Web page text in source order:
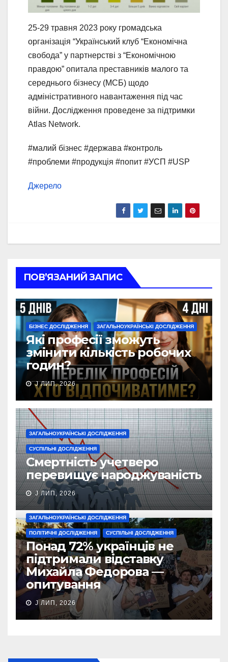
25-29 травня 2023 року громадська
організація “Український клуб “Економічна
свобода” у партнерстві з “Економічною
правдою” опитала преставників малого та
середнього бізнесу (МСБ) щодо
адміністративного навантаження під час
війни. Дослідження проведене за підтримки
Atlas Network.
#малий бізнес #держава #контроль
#проблеми #продукція #попит #УСП #USP
Джерело
ПОВ’ЯЗАНИЙ ЗАПИС
БІЗНЕС ДОСЛІДЖЕННЯ ЗАГАЛЬНОУКРАЇНСЬКІ ДОСЛІДЖЕННЯ
Які професії зможуть
змінити кількість робочих
годин?
J ЛИП, 2026
ЗАГАЛЬНОУКРАЇНСЬКІ ДОСЛІДЖЕННЯ
СУСПІЛЬНІ ДОСЛІДЖЕННЯ
Смертність учетверо
перевищує народжуваність
J ЛИП, 2026
ЗАГАЛЬНОУКРАЇНСЬКІ ДОСЛІДЖЕННЯ
ПОЛІТИЧНІ ДОСЛІДЖЕННЯ СУСПІЛЬНІ ДОСЛІДЖЕННЯ
Понад 72% українців не
підтримали відставку
Михайла Федорова —
опитування
J ЛИП, 2026